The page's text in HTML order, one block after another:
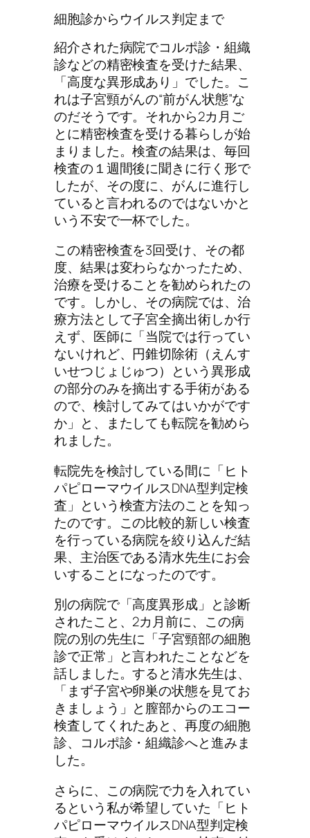
細胞診からウイルス判定まで
紹介された病院でコルポ診・組織
診などの精密検査を受けた結果、
「高度な異形成あり」でした。こ
れは子宮頸がんの“前がん状態”な
のだそうです。それから2カ月ご
とに精密検査を受ける暮らしが始
まりました。検査の結果は、毎回
検査の１週間後に聞きに行く形で
したが、その度に、がんに進行し
ていると言われるのではないかと
いう不安で一杯でした。
この精密検査を3回受け、その都
度、結果は変わらなかったため、
治療を受けることを勧められたの
です。しかし、その病院では、治
療方法として子宮全摘出術しか行
えず、医師に「当院では行ってい
ないけれど、円錐切除術（えんす
いせつじょじゅつ）という異形成
の部分のみを摘出する手術がある
ので、検討してみてはいかがです
か」と、またしても転院を勧めら
れました。
転院先を検討している間に「ヒト
パピローマウイルスDNA型判定検
査」という検査方法のことを知っ
たのです。この比較的新しい検査
を行っている病院を絞り込んだ結
果、主治医である清水先生にお会
いすることになったのです。
別の病院で「高度異形成」と診断
されたこと、2カ月前に、この病
院の別の先生に「子宮頸部の細胞
診で正常」と言われたことなどを
話しました。すると清水先生は、
「まず子宮や卵巣の状態を見てお
きましょう」と膣部からのエコー
検査してくれたあと、再度の細胞
診、コルポ診・組織診へと進みま
した。
さらに、この病院で力を入れてい
るという私が希望していた「ヒト
パピローマウイルスDNA型判定検